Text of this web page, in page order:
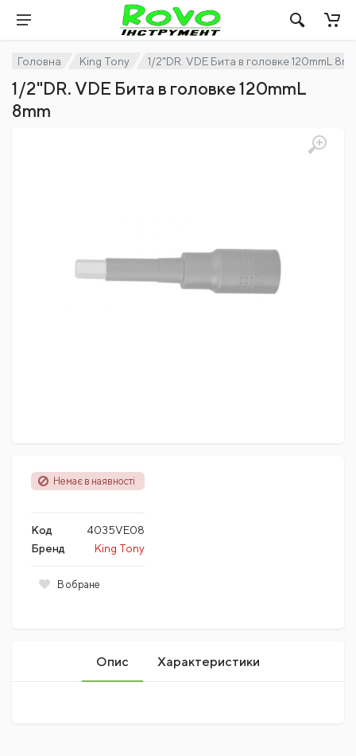
Головна King Tony 1/2"DR. VDE Бита в головке 120mmL
1/2"DR. VDE Бита в головке 120mmL
8mm
Немає в наявності
Код
4035VE08
Бренд
King Tony
В обране
Опис Характеристики